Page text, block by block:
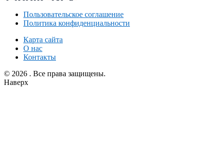
Пользовательское соглашение
Политика конфиденциальности
Карта сайта
О нас
Контакты
© 2026 . Все права защищены.
Наверх